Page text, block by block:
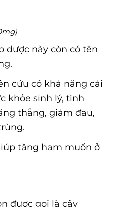
dược này còn có tên
cứu có khả năng cải
khỏe sinh lý, tình
thẳng, giảm đau,
tăng ham muốn ở
được gọi là cây